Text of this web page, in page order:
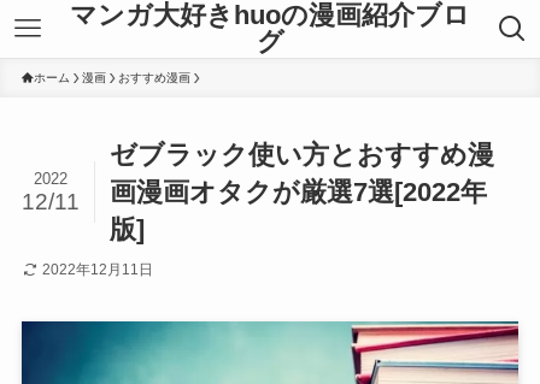
マンガ大好きhuoの漫画紹介ブロ
グ
ホーム 漫画 おすすめ漫画
ゼブラック使い方とおすすめ漫
画漫画オタクが厳選7選[2022年
版]
2022
12/11
2022年12月11日